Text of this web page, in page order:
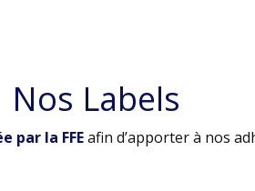
Nos Labels
par la FFEafin d’apporter à nos